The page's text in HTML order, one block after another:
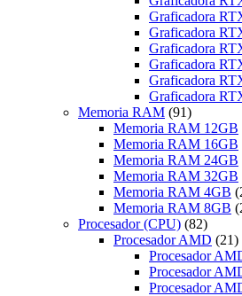
Graficadora
Graficadora
Graficadora
Graficadora
Graficadora
Graficadora
Memoria RAM (91)
Memoria RAM 12GB
Memoria RAM 16GB
Memoria RAM 24GB
Memoria RAM 32GB
Memoria RAM 4GB
Memoria RAM 8GB
Procesador (CPU) (82)
Procesador AMD (21)
Procesador
Procesador
Procesador